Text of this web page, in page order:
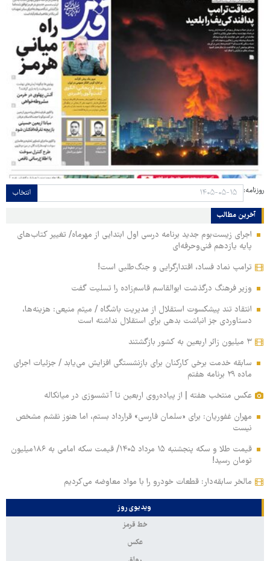
روزنامه: انتخاب
آخرین مطالب
اجرای زیست‌بوم جدید برنامه درسی اول ابتدایی از مهرماه/ تغییر کتاب‌های
پایه یازدهم فنی‌وحرفه‌ای
ترامپ نماد فساد، اقتدارگرایی و جنگ‌طلبی است!
وزیر فرهنگ درگذشت ابوالقاسم قاسم‌زاده را تسلیت گفت
انتقاد تند پیشکسوت استقلال از مدیریت باشگاه / میثم منیعی: هزینه‌ها،
دستاوردی جز انباشت بدهی برای استقلال نداشته است
۳ میلیون زائر اربعین به کشور بازگشتند
سابقه خدمت برخی کارکنان برای بازنشستگی افزایش می‌یابد / جزئیات اجرای
ماده ۲۹ برنامه هفتم
عکس منتخب هفته | از پیاده‌روی اربعین تا آتشسوزی در میانکاله
مهران غفوریان: برای «سلمان فارسی» قرارداد بستم، اما هنوز نقشم مشخص
نیست
قیمت طلا و سکه پنجشنبه ۱۵ مرداد ۱۴۰۵/ قیمت سکه امامی به ۱۸۶میلیون
تومان رسید!
مالخر سابقه‌دار: قطعات خودرو را با مواد معاوضه می‌کردیم
ویدیوی روز
خط قرمز
عکس